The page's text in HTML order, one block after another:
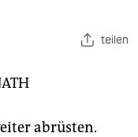
teilen
abrüsten.